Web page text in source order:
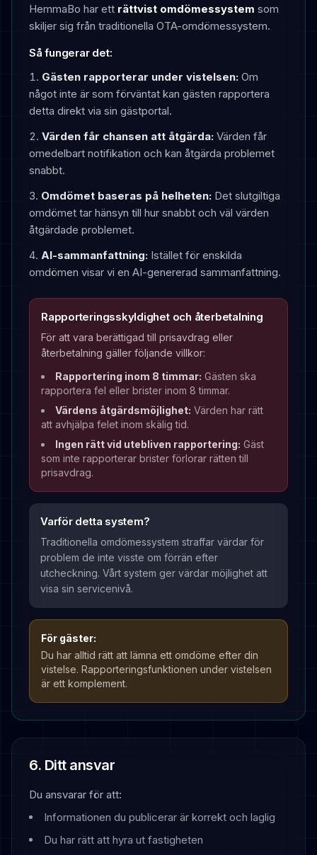
HemmaBo har ett rättvist omdömessystem som
skiljer sig från traditionella OTA-omdömessystem.
Så fungerar det:
Gästen rapporterar under vistelsen: Om
något inte är som förväntat kan gästen rapportera
detta direkt via sin gästportal.
Värden får chansen att åtgärda: Värden får
omedelbart notifikation och kan åtgärda problemet
snabbt.
Omdömet baseras på helheten: Det slutgiltiga
omdömet tar hänsyn till hur snabbt och väl värden
åtgärdade problemet.
AI-sammanfattning: Istället för enskilda
omdömen visar vi en AI-genererad sammanfattning.
Rapporteringsskyldighet och återbetalning
För att vara berättigad till prisavdrag eller
återbetalning gäller följande villkor:
Rapportering inom 8 timmar: Gästen ska
rapportera fel eller brister inom 8 timmar.
Värdens åtgärdsmöjlighet: Värden har rätt
att avhjälpa felet inom skälig tid.
Ingen rätt vid utebliven rapportering: Gäst
som inte rapporterar brister förlorar rätten till
prisavdrag.
Varför detta system?
Traditionella omdömessystem straffar värdar för
problem de inte visste om förrän efter
utcheckning. Vårt system ger värdar möjlighet att
visa sin servicenivå.
För gäster:
Du har alltid rätt att lämna ett omdöme efter din
vistelse. Rapporteringsfunktionen under vistelsen
är ett komplement.
6. Ditt ansvar
Du ansvarar för att:
Informationen du publicerar är korrekt och laglig
Du har rätt att hyra ut fastigheten